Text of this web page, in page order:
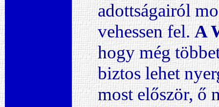
adottságairól
vehessen fel. A
hogy még
biztos lehet
most először, ő